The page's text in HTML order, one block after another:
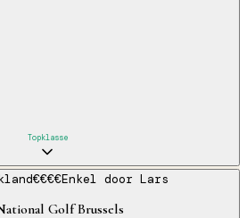
Topklasse
€€€€Enkel door Lars
Golf Brussels